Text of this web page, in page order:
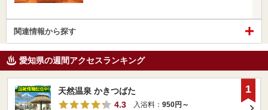
関連情報から探す
愛知県の週間アクセスランキング
天然温泉 かきつばた
4.3
入浴料： 950円～
1